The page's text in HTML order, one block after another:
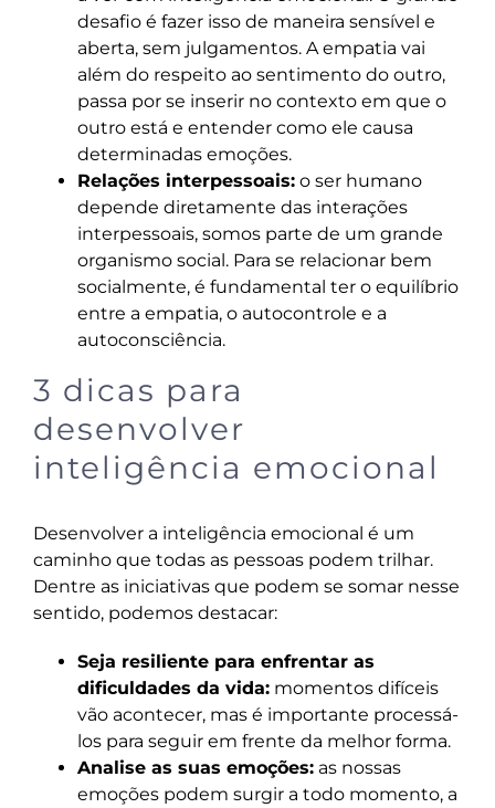
desafio é fazer isso de maneira sensível e
aberta, sem julgamentos. A empatia vai
além do respeito ao sentimento do outro,
passa por se inserir no contexto em que o
outro está e entender como ele causa
determinadas emoções.
Relações interpessoais:o ser humano
depende diretamente das interações
interpessoais, somos parte de um grande
organismo social. Para se relacionar bem
socialmente, é fundamental ter o equilíbrio
entre a empatia, o autocontrole e a
autoconsciência.
3 dicas para
desenvolver
inteligência emocional
Desenvolver a inteligência emocional é um
caminho que todas as pessoas podem trilhar.
Dentre as iniciativas que podem se somar nesse
sentido, podemos destacar:
Seja resiliente para enfrentar as
dificuldades da vida:momentos difíceis
vão acontecer, mas é importante processá-
los para seguir em frente da melhor forma.
Analise as suas emoções:as nossas
emoções podem surgir a todo momento, a